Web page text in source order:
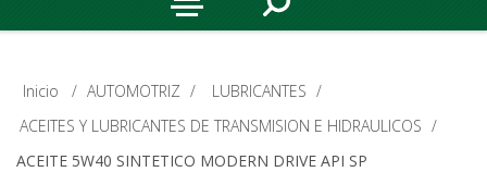
Inicio / AUTOMOTRIZ / LUBRICANTES /
ACEITES Y LUBRICANTES DE TRANSMISION E HIDRAULICOS /
ACEITE 5W40 SINTETICO MODERN DRIVE API SP